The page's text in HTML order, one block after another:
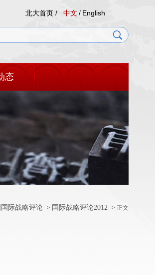
北大首页 / 中文 / English
态
际战略评论 > 国际战略评论2012 > 正文